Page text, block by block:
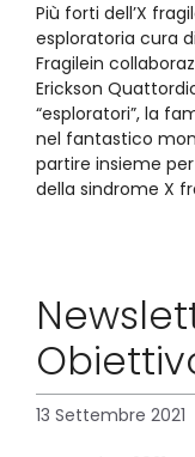
Più forti dell’X
esploratoria cura
Fragilein
Erickson
“esploratori”, la
nel fantastico
partire insieme
della sindrome X
13 Settembre 2021